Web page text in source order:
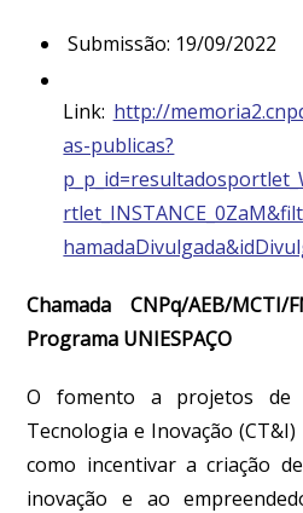
Submissão: 19/09/2022
Link: http://
as-publicas?
Chamada CNPq/AEB/
Programa UNIESPAÇO
O fomento a projetos de
Tecnologia e Inovação
como incentivar a criação
inovação e ao